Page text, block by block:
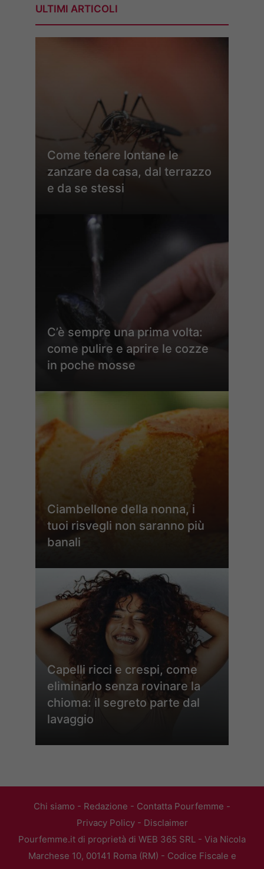
ULTIMI ARTICOLI
Come tenere lontane le
zanzare da casa, dal terrazzo
e da se stessi
C’è sempre una prima volta:
come pulire e aprire le cozze
in poche mosse
Ciambellone della nonna, i
tuoi risvegli non saranno più
banali
Capelli ricci e crespi, come
eliminarlo senza rovinare la
chioma: il segreto parte dal
lavaggio
Chi siamo - Redazione - Contatta Pourfemme -
Privacy Policy- Disclaimer
Pourfemme.it di proprietà di WEB 365 SRL - Via Nicola
Marchese 10, 00141 Roma (RM) - Codice Fiscale e